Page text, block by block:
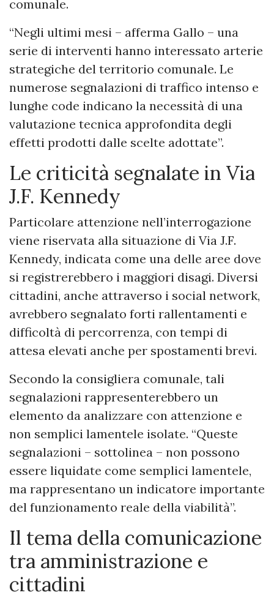
comunale.
“Negli ultimi mesi – afferma Gallo – una
serie di interventi hanno interessato arterie
strategiche del territorio comunale. Le
numerose segnalazioni di traffico intenso e
lunghe code indicano la necessità di una
valutazione tecnica approfondita degli
effetti prodotti dalle scelte adottate”.
Le criticità segnalate in Via
J.F. Kennedy
Particolare attenzione nell’interrogazione
viene riservata alla situazione di Via J.F.
Kennedy, indicata come una delle aree dove
si registrerebbero i maggiori disagi. Diversi
cittadini, anche attraverso i social network,
avrebbero segnalato forti rallentamenti e
difficoltà di percorrenza, con tempi di
attesa elevati anche per spostamenti brevi.
Secondo la consigliera comunale, tali
segnalazioni rappresenterebbero un
elemento da analizzare con attenzione e
non semplici lamentele isolate. “Queste
segnalazioni – sottolinea – non possono
essere liquidate come semplici lamentele,
ma rappresentano un indicatore importante
del funzionamento reale della viabilità”.
Il tema della comunicazione
tra amministrazione e
cittadini